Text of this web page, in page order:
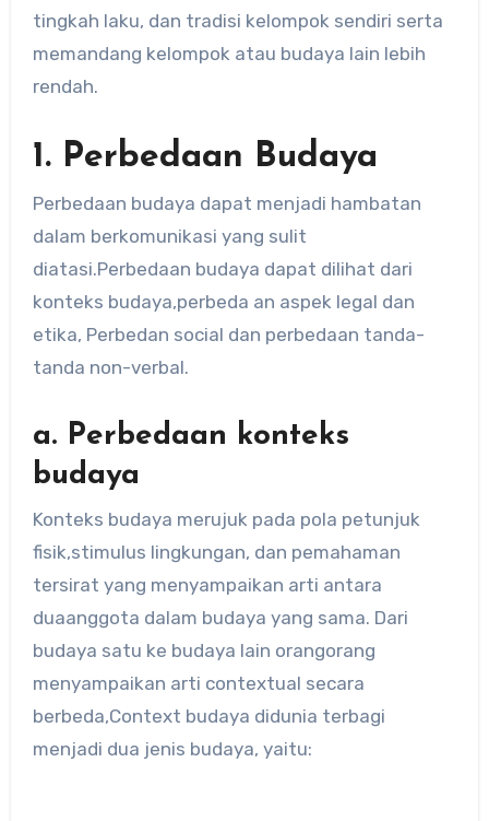
tingkah laku, dan tradisi kelompok sendiri serta
memandang kelompok atau budaya lain lebih
rendah.
1. Perbedaan Budaya
Perbedaan budaya dapat menjadi hambatan
dalam berkomunikasi yang sulit
diatasi.Perbedaan budaya dapat dilihat dari
konteks budaya,perbeda an aspek legal dan
etika, Perbedan social dan perbedaan tanda-
tanda non-verbal.
a. Perbedaan konteks
budaya
Konteks budaya merujuk pada pola petunjuk
fisik,stimulus lingkungan, dan pemahaman
tersirat yang menyampaikan arti antara
duaanggota dalam budaya yang sama. Dari
budaya satu ke budaya lain orangorang
menyampaikan arti contextual secara
berbeda,Context budaya didunia terbagi
menjadi dua jenis budaya, yaitu: